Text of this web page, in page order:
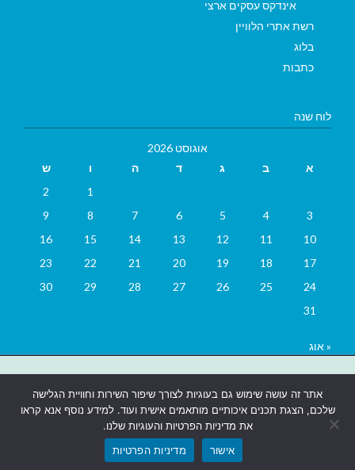
אינדקס עסקים ארצי
רשת אתרי הלוויין
בלוג
כתבות
לוח שנה
אוגוסט 2026
א
ב ג ד ה ו
ש
1
2
3
4
5
6
7
8
9
10
11
12
13
14
15
16
17
18
19
20
21
22
23
24
25
26
27
28
29
30
31
« אוג
אתרים בבאר שבע|
אתר זה עושה שימוש גם בעוגיות לצורך שיפור השירות וחוויית הגלישה
שלכם, הצגת תכנים איכותיים מותאמים אישית ועוד. למידע נוסף אנא קראו
את מדיניות הפרטיות והעוגיות שלנו.
אישור
מדיניות הפרטיות